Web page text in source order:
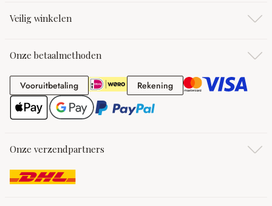
Veilig winkelen
Onze betaalmethoden
VooruitbetalingVooruitbetaling RekeningRekening
Onze verzendpartners